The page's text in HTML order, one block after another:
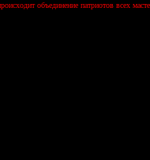
объединение патриотов